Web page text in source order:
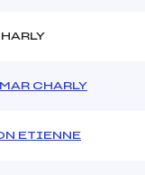
CHARLY
ETIENNE